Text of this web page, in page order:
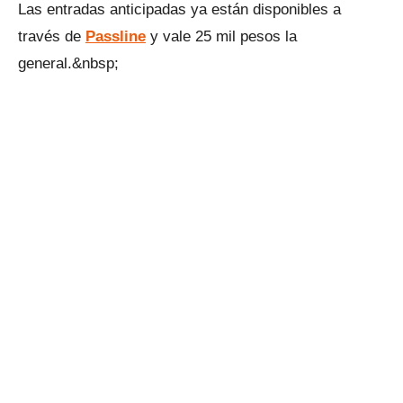
Las entradas anticipadas ya están disponibles a
través de Passline y vale 25 mil pesos la
general.&nbsp;